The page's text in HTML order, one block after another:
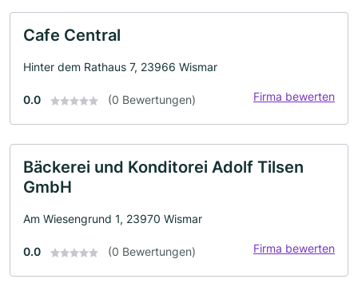
Cafe Central
Hinter dem Rathaus 7, 23966 Wismar
0.0 (0 Bewertungen) Firma bewerten
Bäckerei und Konditorei Adolf Tilsen
GmbH
Am Wiesengrund 1, 23970 Wismar
0.0 (0 Bewertungen) Firma bewerten